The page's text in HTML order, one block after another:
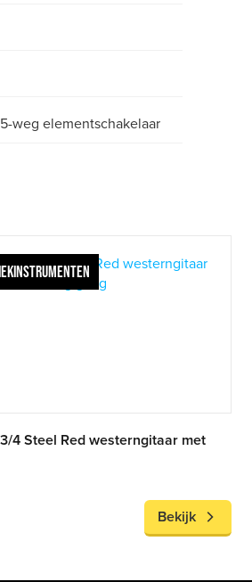
weg elementschakelaar
4 Steel Red westerngitaar met
Bekijk